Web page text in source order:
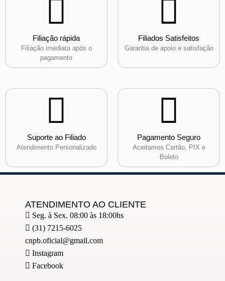
Filiação rápida
Filiação imediata após o
pagamento
Filiados Satisfeitos
Garantia de apoio e satisfação
Suporte ao Filiado
Atendimento Personalizado
Pagamento Seguro
Aceitamos Cartão, PIX e
Boleto
ATENDIMENTO AO CLIENTE
Seg. à Sex. 08:00 às 18:00hs
(31) 7215-6025
cnpb.oficial@gmail.com
Instagram
Facebook